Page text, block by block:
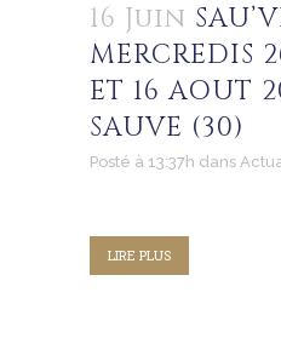
16 Juin
MERCREDIS
ET 16 AOUT
SAUVE (30)
Posté à 13:37h dans
LIRE PLUS